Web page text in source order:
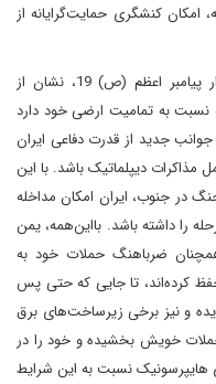
امکان کنشگری حمایت‌گرایانه از
با این همه، برگزاری رزمایش سراسری اقتدار پیامبر اعظم (ص) 19، نشان از
نسبت به تمامیت ارضی خود دارد
جدید از قدرت دفاعی ایران
مذاکرات دیپلماتیک باشد. با این
در جنوب، ایران امکان مداخله
را داشته باشد. بااین‌همه، یمن
ضرباهنگ حملات خود به
حفظ کرده‌اند، تا جایی که حتی پس
و نیز برخی زیرساخت‌های برق
خویش بخشیده و خود را در
نسبت به این شرایط